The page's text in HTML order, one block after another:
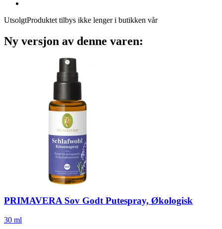
UtsolgtProduktet tilbys ikke lenger i butikken vår
Ny versjon av denne varen:
PRIMAVERASov Godt Putespray, Økologisk
30 ml